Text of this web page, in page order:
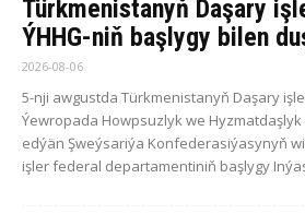
Türkmenistanyň Daşary
ÝHHG-niň başlygy bilen
2026-08-06
5-nji awgustda Türkmenistanyň Daşary
Ýewropada Howpsuzlyk we
edýän Şweýsariýa Konfederasiýasynyň
işler federal departamentiniň başlygy